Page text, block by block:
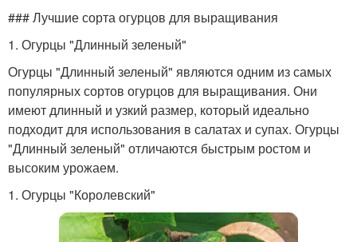
### Лучшие сорта огурцов для выращивания
1. Огурцы "Длинный зеленый"
Огурцы "Длинный зеленый" являются одним из самых
популярных сортов огурцов для выращивания. Они
имеют длинный и узкий размер, который идеально
подходит для использования в салатах и супах. Огурцы
"Длинный зеленый" отличаются быстрым ростом и
высоким урожаем.
1. Огурцы "Королевский"